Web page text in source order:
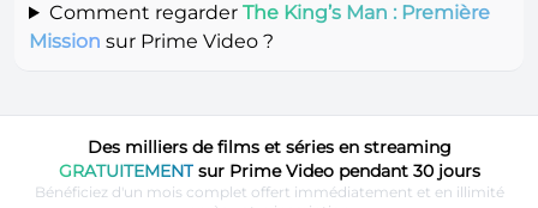
Comment regarder The King’s Man : Première
Mission sur Prime Video ?
Des milliers de films et séries en streaming
GRATUITEMENTsur Prime Video pendant 30 jours
Bénéficiez d'un mois complet offert immédiatement et en illimité